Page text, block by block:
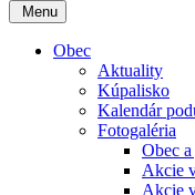
Menu
Obec
Aktuality
Kúpalisko
Kalendár
Fotogaléria
Obec
Akcie
Akcie